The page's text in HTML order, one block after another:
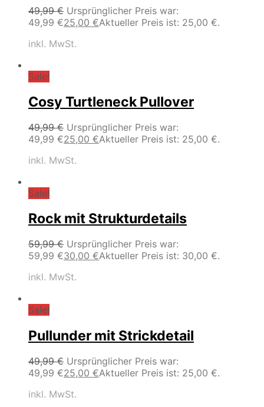
49,99€ Ursprünglicher Preis war:
49,99 €25,00 €Aktueller Preis ist: 25,00 €.
inkl. MwSt.
Sale!
Cosy Turtleneck Pullover
49,99€ Ursprünglicher Preis war:
49,99 €25,00 €Aktueller Preis ist: 25,00 €.
inkl. MwSt.
Sale!
Rock mit Strukturdetails
59,99€ Ursprünglicher Preis war:
59,99 €30,00 €Aktueller Preis ist: 30,00 €.
inkl. MwSt.
Sale!
Pullunder mit Strickdetail
49,99€ Ursprünglicher Preis war:
49,99 €25,00 €Aktueller Preis ist: 25,00 €.
inkl. MwSt.